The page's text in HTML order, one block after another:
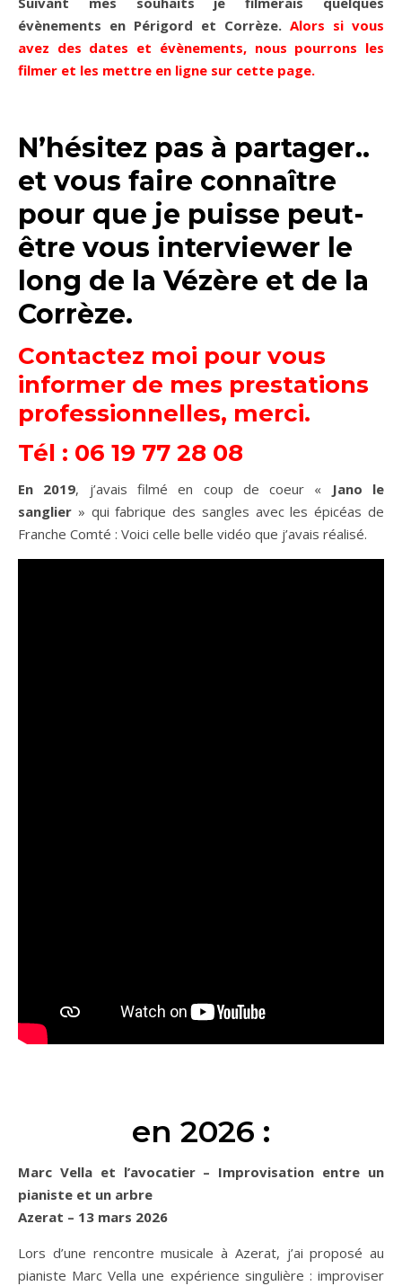
évènements en Périgord et Corrèze. Alors si vous
avez des dates et évènements, nous pourrons les
filmer et les mettre en ligne sur cette page.
N’hésitez pas à partager..
et vous faire connaître
pour que je puisse peut-
être vous interviewer le
long de la Vézère et de la
Corrèze.
Contactez moi pour vous
informer de mes prestations
professionnelles, merci.
Tél : 06 19 77 28 08
En 2019, j’avais filmé en coup de coeur «
Jano le
sanglier » qui fabrique des sangles avec les épicéas de
Franche Comté : Voici celle belle vidéo que j’avais réalisé.
en 2026 :
Marc Vella et l’avocatier – Improvisation entre un
pianiste et un arbre
Azerat – 13 mars 2026
Lors d’une rencontre musicale à Azerat, j’ai proposé au
pianiste Marc Vella une expérience singulière : improviser